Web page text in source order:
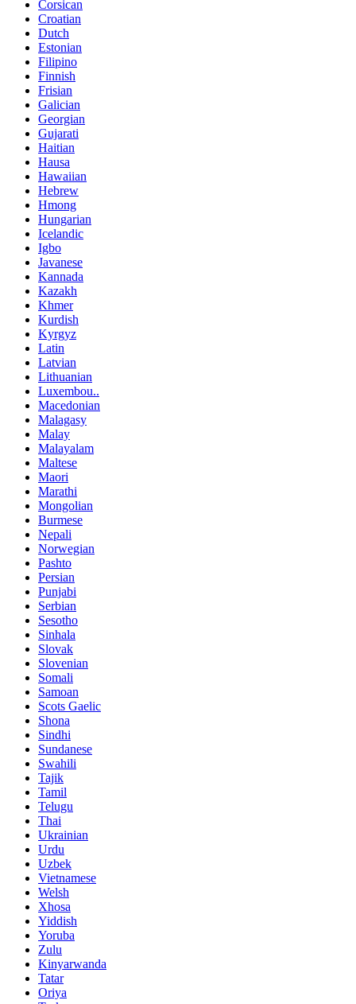
Corsican
Croatian
Dutch
Estonian
Filipino
Finnish
Frisian
Galician
Georgian
Gujarati
Haitian
Hausa
Hawaiian
Hebrew
Hmong
Hungarian
Icelandic
Igbo
Javanese
Kannada
Kazakh
Khmer
Kurdish
Kyrgyz
Latin
Latvian
Lithuanian
Luxembou..
Macedonian
Malagasy
Malay
Malayalam
Maltese
Maori
Marathi
Mongolian
Burmese
Nepali
Norwegian
Pashto
Persian
Punjabi
Serbian
Sesotho
Sinhala
Slovak
Slovenian
Somali
Samoan
Scots Gaelic
Shona
Sindhi
Sundanese
Swahili
Tajik
Tamil
Telugu
Thai
Ukrainian
Urdu
Uzbek
Vietnamese
Welsh
Xhosa
Yiddish
Yoruba
Zulu
Kinyarwanda
Tatar
Oriya